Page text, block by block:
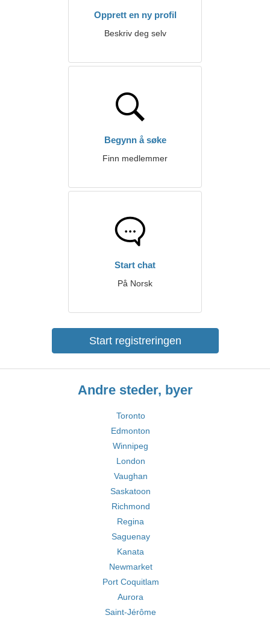
Opprett en ny profil
Beskriv deg selv
Begynn å søke
Finn medlemmer
Start chat
På Norsk
Start registreringen
Andre steder, byer
Toronto
Edmonton
Winnipeg
London
Vaughan
Saskatoon
Richmond
Regina
Saguenay
Kanata
Newmarket
Port Coquitlam
Aurora
Saint-Jérôme